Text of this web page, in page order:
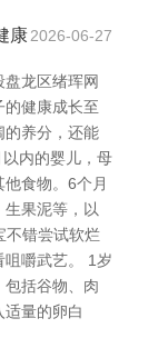
康2026-06-27
龙区绪珲网
健康成长至
的养分，还能
内的婴儿，母
食物。6个月
果泥等，以
不错尝试软烂
咀嚼武艺。 1岁
包括谷物、肉
量的卵白